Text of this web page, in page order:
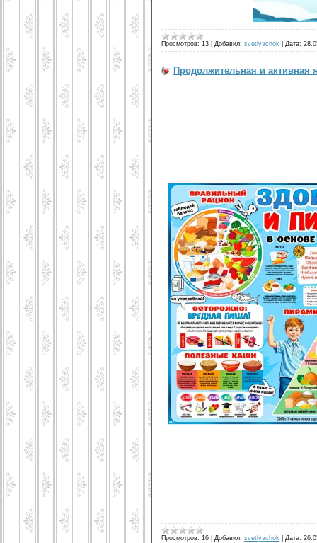
Просмотров: 13 Добавил: svetlyachok Дата:
Продолжительная и активная
Просмотров: 16 Добавил: svetlyachok Дата: